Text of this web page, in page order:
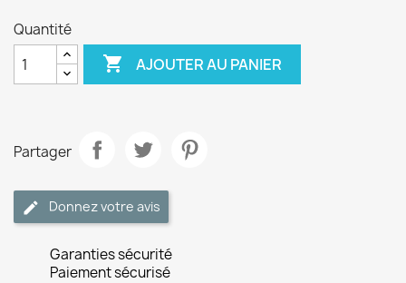
Quantité
 AJOUTER AU PANIER
Partager
Donnez votre avis
Garanties sécurité
Paiement sécurisé